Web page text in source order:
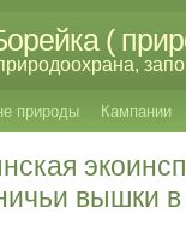
(
природы Кампании
вышки в